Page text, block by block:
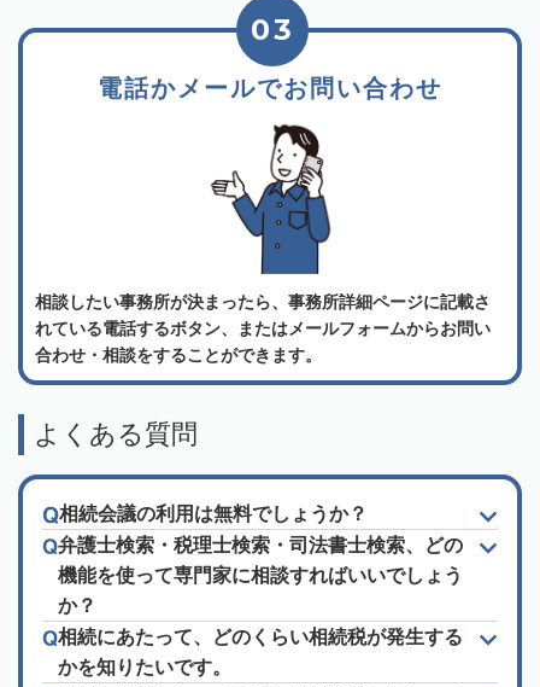
電話かメールでお問い合わせ
03
相談したい事務所が決まったら、事務所詳細ページに記載さ
れている電話するボタン、またはメールフォームからお問い
合わせ・相談をすることができます。
よくある質問
相続会議の利用は無料でしょうか？
弁護士検索・税理士検索・司法書士検索、どの
機能を使って専門家に相談すればいいでしょう
か？
相続にあたって、どのくらい相続税が発生する
かを知りたいです。